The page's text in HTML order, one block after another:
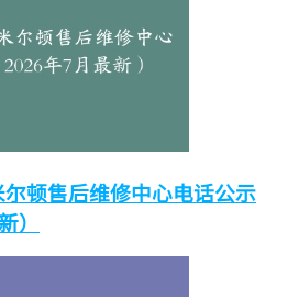
顿售后维修中心电话公示
）